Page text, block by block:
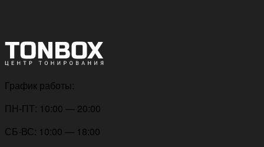
График работы:
ПН-ПТ: 10:00 — 20:00
СБ-ВС: 10:00 — 18:00